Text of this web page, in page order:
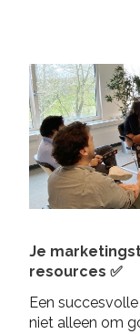
Je
resources ✅
Een
niet alleen om